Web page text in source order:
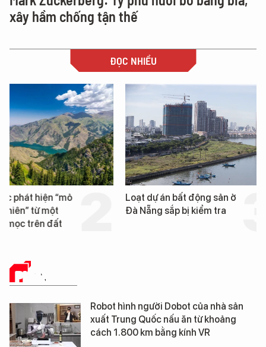
xây hầm chống tận thế
ĐỌC NHIỀU
Loạt dự án bất động sản ở
Đà Nẵng sắp bị kiểm tra
Nga xây dựng hơn
km "hành lang chống
PHÂN TÍCH
Robot hình người Dobot của nhà sản
xuất Trung Quốc nấu ăn từ khoảng
cách 1.800 km bằng kính VR